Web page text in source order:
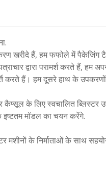
खरीदे हैं, हम फफोले में
द्वारा परामर्श करते हैं,
करते हैं। हम दूसरे हाथ के
के लिए स्वचालित ब्लिस्टर
मॉडल का चयन करेंगे.
मशीनों के निर्माताओं के साथ